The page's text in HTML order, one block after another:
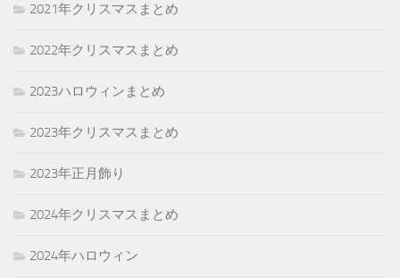
2021年クリスマスまとめ
2022年クリスマスまとめ
2023ハロウィンまとめ
2023年クリスマスまとめ
2023年正月飾り
2024年クリスマスまとめ
2024年ハロウィン